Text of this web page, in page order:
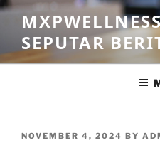
Skip
contentSEPUTAR
POSTED
NOVEMBER 4, 2024 BY